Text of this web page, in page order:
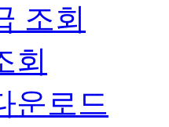
조회
회
운로드